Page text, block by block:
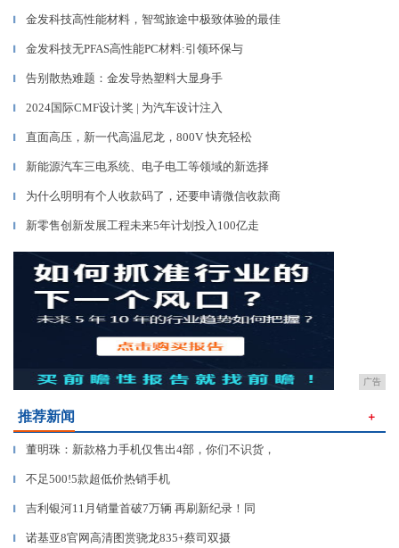
▎ 金发科技高性能材料，智驾旅途中极致体验的最佳
▎ 金发科技无PFAS高性能PC材料:引领环保与
▎ 告别散热难题：金发导热塑料大显身手
▎ 2024国际CMF设计奖 | 为汽车设计注入
▎ 直面高压，新一代高温尼龙，800V 快充轻松
▎ 新能源汽车三电系统、电子电工等领域的新选择
▎ 为什么明明有个人收款码了，还要申请微信收款商
▎ 新零售创新发展工程未来5年计划投入100亿走
广告
推荐新闻 ＋
▎ 董明珠：新款格力手机仅售出4部，你们不识货，
▎ 不足500!5款超低价热销手机
▎ 吉利银河11月销量首破7万辆 再刷新纪录！同
▎ 诺基亚8官网高清图赏骁龙835+蔡司双摄